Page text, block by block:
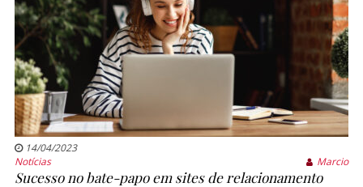
14/04/2023
Notícias
Marcio
Sucesso no bate-papo em sites de relacionamento